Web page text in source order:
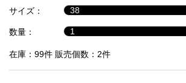
品
サイズ：
数量：
在庫：99件 販売個数：2件